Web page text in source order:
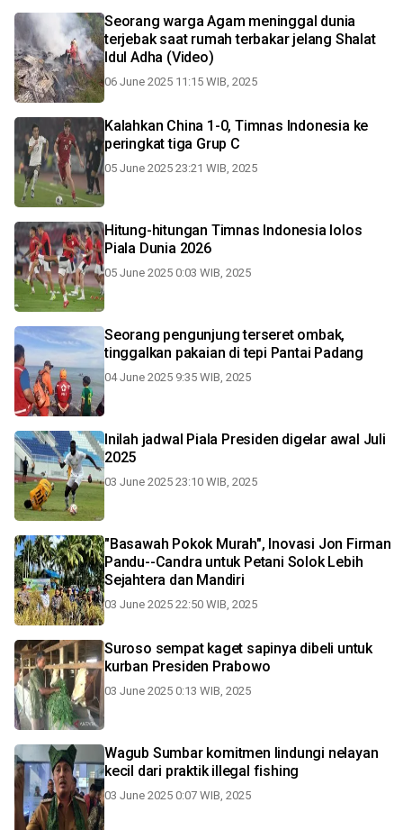
Seorang warga Agam meninggal dunia
terjebak saat rumah terbakar jelang Shalat
Idul Adha (Video)
06 June 2025 11:15 WIB, 2025
Kalahkan China 1-0, Timnas Indonesia ke
peringkat tiga Grup C
05 June 2025 23:21 WIB, 2025
Hitung-hitungan Timnas Indonesia lolos
Piala Dunia 2026
05 June 2025 0:03 WIB, 2025
Seorang pengunjung terseret ombak,
tinggalkan pakaian di tepi Pantai Padang
04 June 2025 9:35 WIB, 2025
Inilah jadwal Piala Presiden digelar awal Juli
2025
03 June 2025 23:10 WIB, 2025
"Basawah Pokok Murah", Inovasi Jon Firman
Pandu--Candra untuk Petani Solok Lebih
Sejahtera dan Mandiri
03 June 2025 22:50 WIB, 2025
Suroso sempat kaget sapinya dibeli untuk
kurban Presiden Prabowo
03 June 2025 0:13 WIB, 2025
Wagub Sumbar komitmen lindungi nelayan
kecil dari praktik illegal fishing
03 June 2025 0:07 WIB, 2025